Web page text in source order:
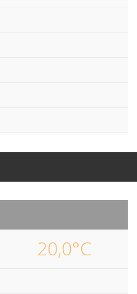
20,0°C